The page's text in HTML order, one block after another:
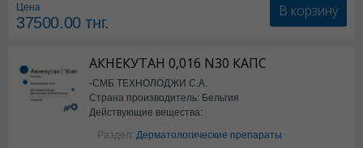
Цена
37500.00тнг.
В корзину
АКНЕКУТАН 0,016 N30 КАПС
-СМБ ТЕХНОЛОДЖИ С.А.
Страна производитель: Бельгия
Действующие вещества:
Изотретиноин
Раздел: Дерматологические препараты